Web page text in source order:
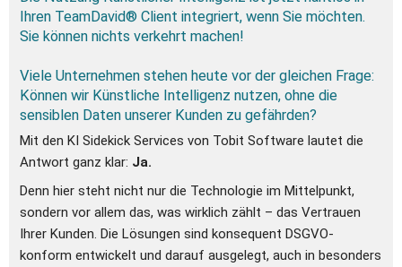
Ihren TeamDavid® Client integriert, wenn Sie möchten.
Sie können nichts verkehrt machen!
Viele Unternehmen stehen heute vor der gleichen Frage:
Können wir Künstliche Intelligenz nutzen, ohne die
sensiblen Daten unserer Kunden zu gefährden?
Mit den KI Sidekick Services von Tobit Software lautet die
Antwort ganz klar: Ja.
Denn hier steht nicht nur die Technologie im Mittelpunkt,
sondern vor allem das, was wirklich zählt – das Vertrauen
Ihrer Kunden. Die Lösungen sind konsequent DSGVO-
konform entwickelt und darauf ausgelegt, auch in besonders